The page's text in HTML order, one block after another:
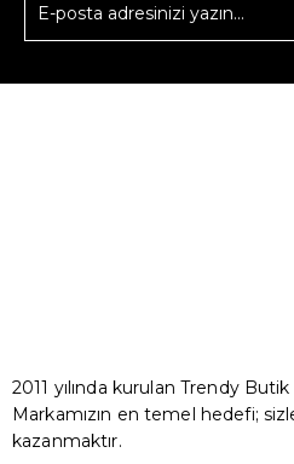
2011 yılında kurulan Trendy
Markamızın en temel hedefi;
kazanmaktır.